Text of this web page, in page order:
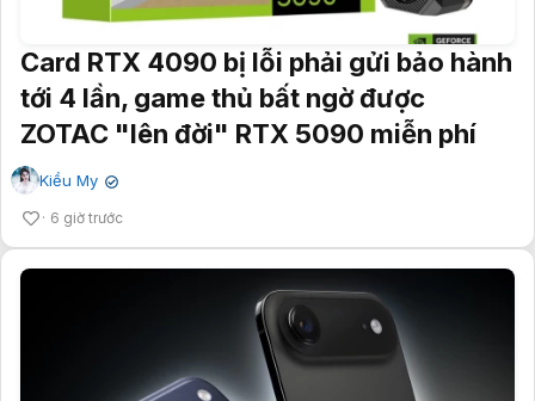
Card RTX 4090 bị lỗi phải gửi bảo hành
tới 4 lần, game thủ bất ngờ được
ZOTAC "lên đời" RTX 5090 miễn phí
Kiều My ✔
6 giờ trước